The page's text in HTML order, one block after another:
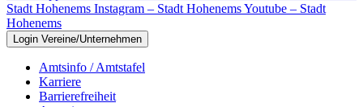
Stadt Hohenems Instagram – Stadt HohenemsYoutube – Stadt
Hohenems
Login Vereine/Unternehmen
Amtsinfo / Amtstafel
Karriere
Barrierefreiheit